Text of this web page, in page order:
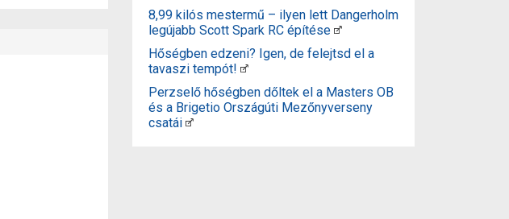
8,99 kilós mestermű – ilyen lett Dangerholm
legújabb Scott Spark RC építése
Hőségben edzeni? Igen, de felejtsd el a
tavaszi tempót!
Perzselő hőségben dőltek el a Masters OB
és a Brigetio Országúti Mezőnyverseny
csatái